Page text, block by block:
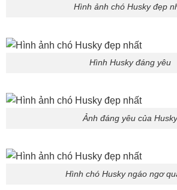
Hình ảnh chó Husky đẹp
Hình Husky đáng yêu
Ảnh đáng yêu của Husky
Hình chó Husky ngáo ngơ